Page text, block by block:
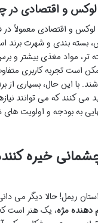
و اقتصادی
و اقتصادی معمولاً در
بسته بندی و شهرت
تر، مواد مغذی بیشتر و
است تجربه کاربری
با این حال، بسیاری از
می کنند که می توانند
به بودجه و اولویت
خیره
ریمل! حالا دیگر می
دهنده مژه، یک هنر است